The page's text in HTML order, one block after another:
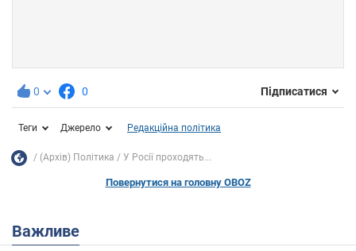
0 0 Підписатися
Теги Джерело Редакційна політика
(Архів) Політика У Росії проходять...
Повернутися на головну OBOZ
Важливе